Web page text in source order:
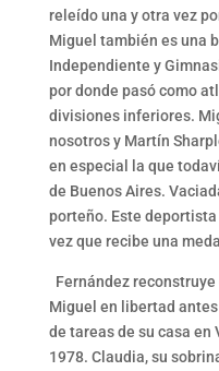
releído una y otra vez
Miguel también es una
Independiente y
por donde pasó como
divisiones inferiores.
nosotros y Martín
en especial la que
de Buenos Aires.
porteño. Este
vez que recibe una
Fernández
Miguel en libertad
de tareas de su casa en
1978. Claudia, su